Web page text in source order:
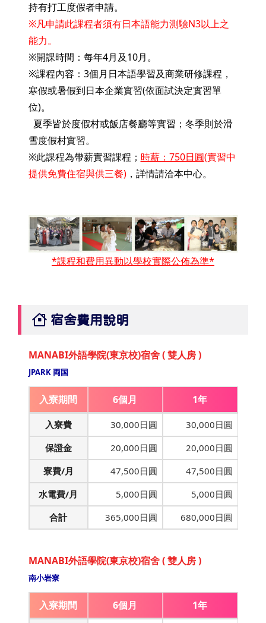
持有打工度假者申請。
※凡申請此課程者須有日本語能力測驗N3以上之
能力。
※開課時間：每年4月及10月。
※課程內容：3個月日本語學習及商業研修課程，
寒假或暑假到日本企業實習(依面試決定實習單
位)。
夏季皆於度假村或飯店餐廳等實習；冬季則於滑
雪度假村實習。
※此課程為帶薪實習課程； 時薪：750日圓(實習中
提供免費住宿與供三餐)，詳情請洽本中心。
*課程和費用異動以學校實際公佈為準*
宿舍費用說明
MANABI外語學院(東京校)宿舍 ( 雙人房 )
JPARK 両国
入寮期間 6個月 1年
入寮費 30,000日圓
30,000日圓
保證金
20,000日圓
20,000日圓
寮費/月
47,500日圓
47,500日圓
水電費/月
5,000日圓
5,000日圓
合計
365,000日圓 680,000日圓
MANABI外語學院(東京校)宿舍 ( 雙人房 )
南小岩寮
入寮期間 6個月 1年